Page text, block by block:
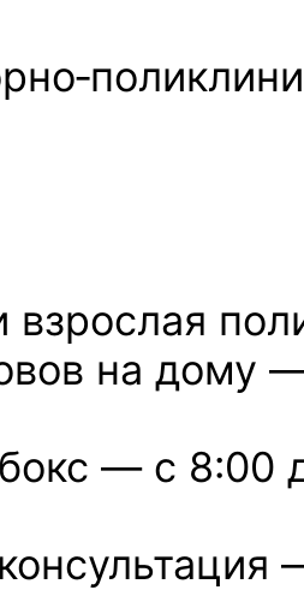
взрослая
на дому
— с 8:00